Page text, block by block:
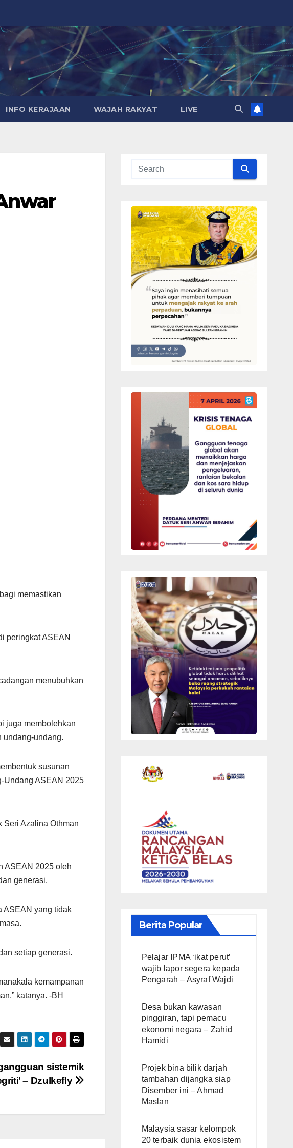
INFO KERAJAAN WAJAH RAKYAT LIVE
memastikan
peringkat ASEAN
menubuhkan
juga membolehkan
undang-undang.
susunan
Undang ASEAN 2025
Seri Azalina Othman
ASEAN 2025 oleh
generasi.
ASEAN yang tidak
setiap generasi.
kemampanan
katanya. -BH
sistemik
– Dzulkefly
Berita Popular
Pelajar IPMA ‘ikat perut’
wajib lapor segera kepada
Pengarah – Asyraf Wajdi
Desa bukan kawasan
pinggiran, tapi pemacu
ekonomi negara – Zahid
Hamidi
Projek bina bilik darjah
tambahan dijangka siap
Disember ini – Ahmad
Maslan
Malaysia sasar kelompok
20 terbaik dunia ekosistem